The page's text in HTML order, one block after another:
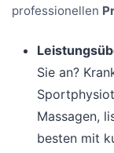
professionellen
Sie an?
Massagen,
besten mit